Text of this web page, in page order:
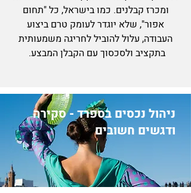
ומכרז קבלנים. כמו בישראל, כל "תחום
אפור", שלא יוגדר לעומק טרם ביצוע
העבודה, עלול להוביל לחריגה משמעותית
בתקציב ולסכסוך עם הקבלן המבצע.
ניהול נכסים בספרד - סקירה
ודגשים חשובים